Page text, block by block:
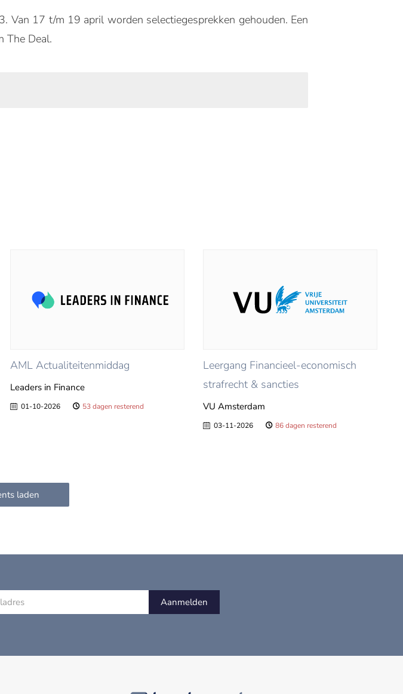
Van 17 t/m 19 april worden selectiegesprekken gehouden. Een
The Deal.
AML Actualiteitenmiddag
Leaders in Finance
01-10-2026 53 dagen resterend
Leergang Financieel-economisch
strafrecht & sancties
VU Amsterdam
03-11-2026 86 dagen resterend
Aanmelden